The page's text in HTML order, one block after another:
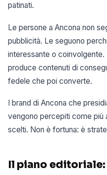
patinati.
Le persone a Ancona non
pubblicità. Le seguono
interessante o
produce contenuti di
fedele che poi converte.
I brand di Ancona che
vengono percepiti come più
scelti. Non è fortuna: è
Il piano